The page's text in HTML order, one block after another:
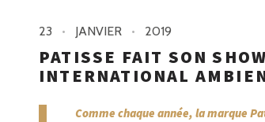
23 JANVIER 2019
PATISSE FAIT SON
INTERNATIONAL
Comme chaque année, la marque